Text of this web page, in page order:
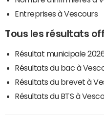
Entreprises à Vescours
Tous les résultats
Résultat municipale
Résultats du bac à
Résultats du brevet à
Résultats du BTS à